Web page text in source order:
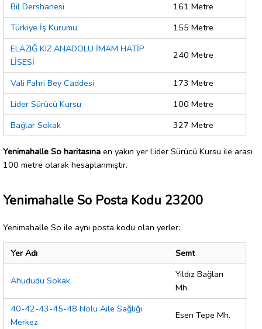
Bil Dershanesi
161 Metre
Türkiye İş Kurumu
155 Metre
ELAZIĞ KIZ ANADOLU İMAM HATİP
LİSESİ
240 Metre
Vali Fahri Bey Caddesi
173 Metre
Lider Sürücü Kursu
100 Metre
Bağlar Sokak
327 Metre
Yenimahalle So haritasına en yakın yer Lider Sürücü Kursu ile arası
100 metre olarak hesaplanmıştır.
Yenimahalle So Posta Kodu 23200
Yenimahalle So ile aynı posta kodu olan yerler:
Yer Adı Semt
Ahududu Sokak
Yıldız Bağları
Mh.
40-42-43-45-48 Nolu Aile Sağlığı
Merkez
Esen Tepe Mh.